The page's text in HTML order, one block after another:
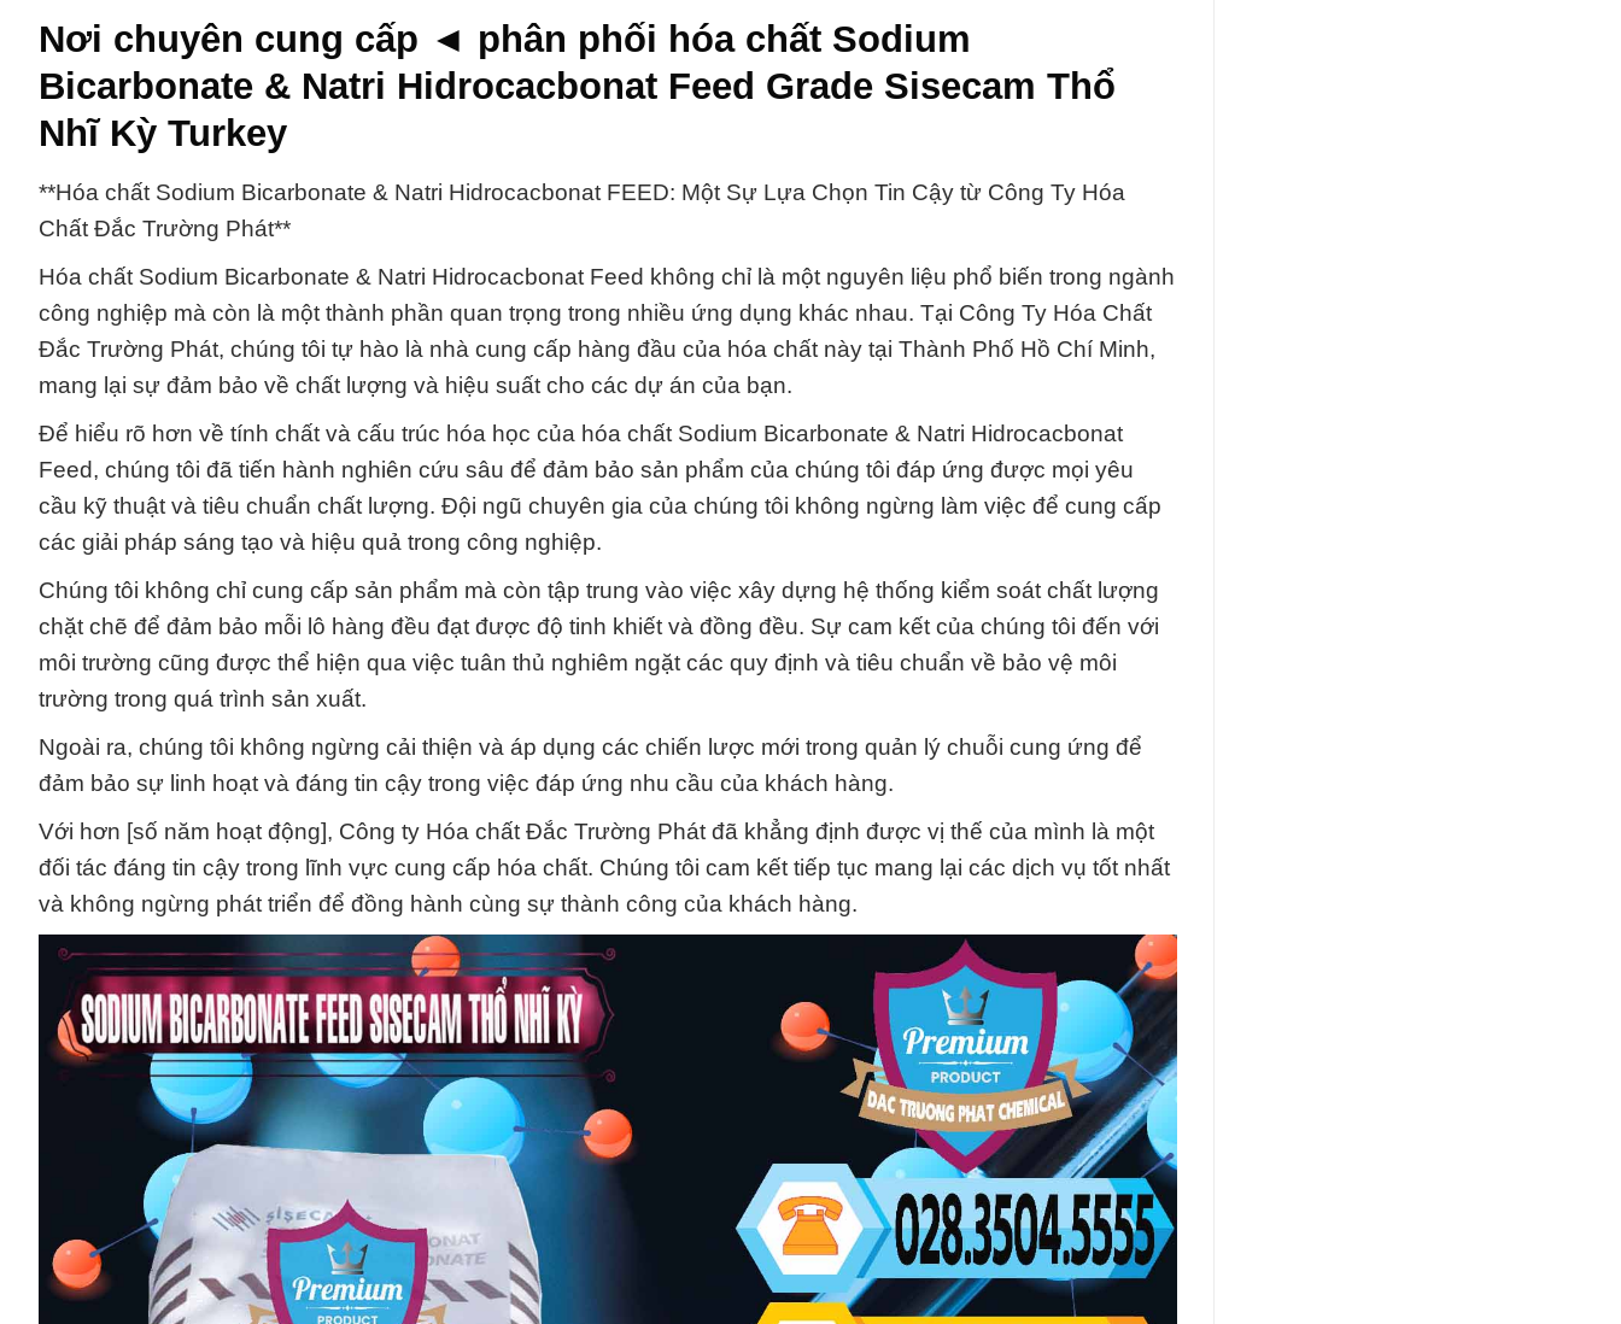
Nơi chuyên cung cấp ◄ phân phối hóa chất Sodium
Bicarbonate & Natri Hidrocacbonat Feed Grade Sisecam Thổ
Nhĩ Kỳ Turkey
**Hóa chất Sodium Bicarbonate & Natri Hidrocacbonat FEED: Một Sự Lựa Chọn Tin Cậy từ Công Ty Hóa
Chất Đắc Trường Phát**
Hóa chất Sodium Bicarbonate & Natri Hidrocacbonat Feed không chỉ là một nguyên liệu phổ biến trong ngành
công nghiệp mà còn là một thành phần quan trọng trong nhiều ứng dụng khác nhau. Tại Công Ty Hóa Chất
Đắc Trường Phát, chúng tôi tự hào là nhà cung cấp hàng đầu của hóa chất này tại Thành Phố Hồ Chí Minh,
mang lại sự đảm bảo về chất lượng và hiệu suất cho các dự án của bạn.
Để hiểu rõ hơn về tính chất và cấu trúc hóa học của hóa chất Sodium Bicarbonate & Natri Hidrocacbonat
Feed, chúng tôi đã tiến hành nghiên cứu sâu để đảm bảo sản phẩm của chúng tôi đáp ứng được mọi yêu
cầu kỹ thuật và tiêu chuẩn chất lượng. Đội ngũ chuyên gia của chúng tôi không ngừng làm việc để cung cấp
các giải pháp sáng tạo và hiệu quả trong công nghiệp.
Chúng tôi không chỉ cung cấp sản phẩm mà còn tập trung vào việc xây dựng hệ thống kiểm soát chất lượng
chặt chẽ để đảm bảo mỗi lô hàng đều đạt được độ tinh khiết và đồng đều. Sự cam kết của chúng tôi đến với
môi trường cũng được thể hiện qua việc tuân thủ nghiêm ngặt các quy định và tiêu chuẩn về bảo vệ môi
trường trong quá trình sản xuất.
Ngoài ra, chúng tôi không ngừng cải thiện và áp dụng các chiến lược mới trong quản lý chuỗi cung ứng để
đảm bảo sự linh hoạt và đáng tin cậy trong việc đáp ứng nhu cầu của khách hàng.
Với hơn [số năm hoạt động], Công ty Hóa chất Đắc Trường Phát đã khẳng định được vị thế của mình là một
đối tác đáng tin cậy trong lĩnh vực cung cấp hóa chất. Chúng tôi cam kết tiếp tục mang lại các dịch vụ tốt nhất
và không ngừng phát triển để đồng hành cùng sự thành công của khách hàng.